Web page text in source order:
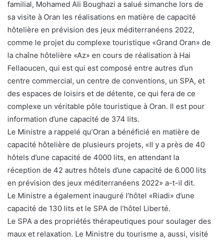
familial, Mohamed Ali Boughazi a salué simanche lors de
sa visite à Oran les réalisations en matière de capacité
hôtelière en prévision des jeux méditerranéens 2022,
comme le projet du complexe touristique «Grand Oran» de
la chaîne hôtelière «Az» en cours de réalisation à Hai
Fellaoucen, qui est qui est composé entre autres d’un
centre commercial, un centre de conventions, un SPA, et
des espaces de loisirs et de détente, ce qui fera de ce
complexe un véritable pôle touristique à Oran. Il est pour
information d’une capacité de 374 lits.
Le Ministre a rappelé qu’Oran a bénéficié en matière de
capacité hôtelière de plusieurs projets, «Il y a près de 40
hôtels d’une capacité de 4000 lits, en attendant la
réception de 42 autres hôtels d’une capacité de 6.000 lits
en prévision des jeux méditerranéens 2022» a-t-il dit.
Le Ministre a également inauguré l’hôtel «Riadi» d’une
capacité de 130 lits et le SPA de l’hôtel Liberté.
Le SPA a des propriétés thérapeutiques pour soulager des
maux et relaxation. Le Ministre du tourisme a, aussi, visité